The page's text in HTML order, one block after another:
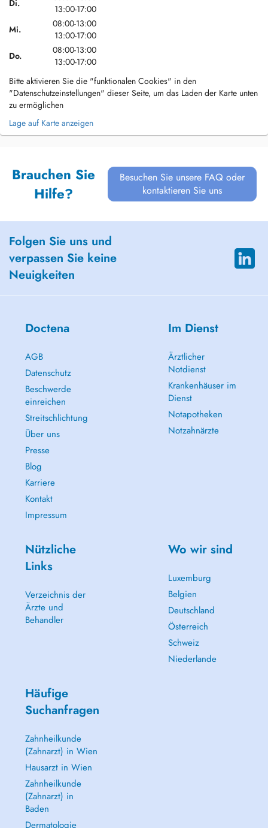
Di.
13:00-17:00
Mi.
08:00-13:00
13:00-17:00
Do.
08:00-13:00
13:00-17:00
Bitte aktivieren Sie die "funktionalen Cookies" in den
"Datenschutzeinstellungen" dieser Seite, um das Laden der Karte unten
zu ermöglichen
Lage auf Karte anzeigen
Brauchen Sie
Hilfe?
Besuchen Sie unsere FAQ oder
kontaktieren Sie uns
Folgen Sie uns und
verpassen Sie keine
Neuigkeiten
Doctena
AGB
Datenschutz
Beschwerde
einreichen
Streitschlichtung
Über uns
Presse
Blog
Karriere
Kontakt
Impressum
Im Dienst
Ärztlicher
Notdienst
Krankenhäuser im
Dienst
Notapotheken
Notzahnärzte
Nützliche
Links
Verzeichnis der
Ärzte und
Behandler
Wo wir sind
Luxemburg
Belgien
Deutschland
Österreich
Schweiz
Niederlande
Häufige
Suchanfragen
Zahnheilkunde
(Zahnarzt) in Wien
Hausarzt in Wien
Zahnheilkunde
(Zahnarzt) in
Baden
Dermatologie